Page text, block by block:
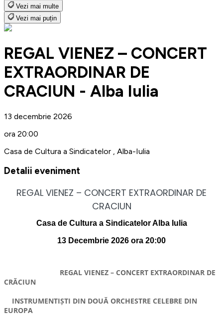
Vezi mai multe
Vezi mai puțin
REGAL VIENEZ – CONCERT
EXTRAORDINAR DE
CRACIUN - Alba Iulia
13 decembrie 2026
ora 20:00
Casa de Cultura a Sindicatelor , Alba-Iulia
Detalii eveniment
REGAL VIENEZ – CONCERT EXTRAORDINAR DE
CRACIUN
Casa de Cultura a Sindicatelor Alba Iulia
13 Decembrie 2026 ora 20:00
REGAL VIENEZ – CONCERT EXTRAORDINAR DE
CRĂCIUN
INSTRUMENTIȘTI DIN DOUĂ ORCHESTRE CELEBRE DIN
EUROPA